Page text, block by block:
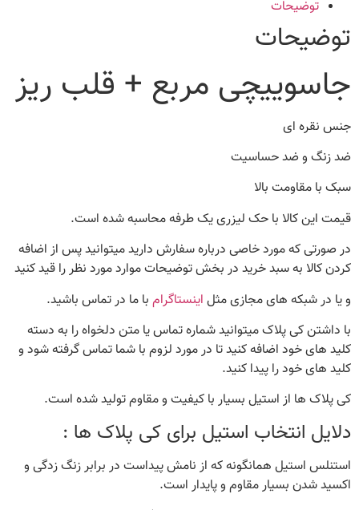
توضیحات
توضیحات
جاسوییچی مربع + قلب ریز
جنس نقره ای
ضد زنگ و ضد حساسیت
سبک با مقاومت بالا
قیمت این کالا با حک لیزری یک طرفه محاسبه شده است.
در صورتی که مورد خاصی درباره سفارش دارید میتوانید پس از اضافه
کردن کالا به سبد خرید در بخش توضیحات موارد مورد نظر را قید کنید
و یا در شبکه های مجازی مثل اینستاگرام با ما در تماس باشید.
با داشتن کی پلاک میتوانید شماره تماس یا متن دلخواه را به دسته
کلید های خود اضافه کنید تا در مورد لزوم با شما تماس گرفته شود و
کلید های خود را پیدا کنید.
کی پلاک ها از استیل بسیار با کیفیت و مقاوم تولید شده است.
دلایل انتخاب استیل برای کی پلاک ها :
استنلس استیل همانگونه که از نامش پیداست در برابر زنگ زدگی و
اکسید شدن بسیار مقاوم و پایدار است.